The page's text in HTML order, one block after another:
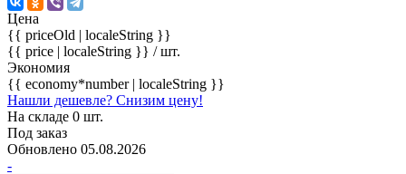
Цена
{{ priceOld | localeString }}
{{ price | localeString }} / шт.
Экономия
{{ economy*number | localeString }}
Нашли дешевле? Снизим цену!
На складе 0 шт.
Под заказ
Обновлено 05.08.2026
-